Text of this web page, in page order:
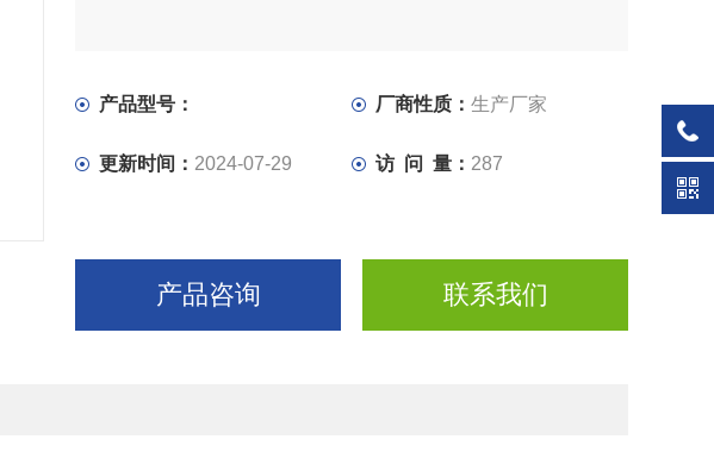
产品型号： 厂商性质：生产厂家
更新时间： 2024-07-29 访 问 量： 287
产品咨询 联系我们